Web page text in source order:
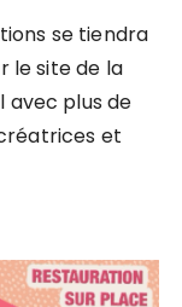
se tiendra
le site de la
avec plus de
et